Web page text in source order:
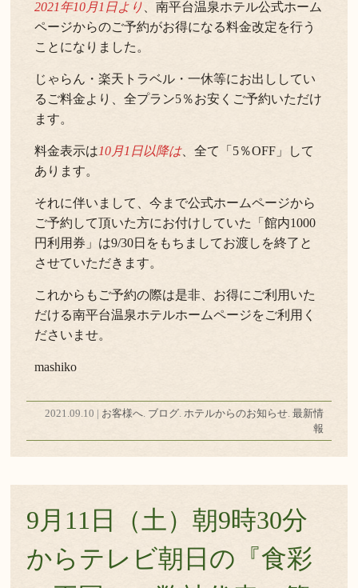
2021年10月1日より 、南平台温泉ホテル公式ホーム
ページからのご予約がお得になる料金改定を行う
ことになりました。
じゃらん・楽天トラベル・一休等にお出ししてい
るご料金より、全プラン5％お安くご予約いただけ
ます。
料金表示は10月1日以降は、全て「5％OFF」して
あります。
それに伴いまして、今まで公式ホームページから
ご予約して頂いた方にお付けしていた「館内1000
円利用券」は9/30日をもちましてお渡しを終了と
させていただきます。
これからもご予約の際は是非、お得にご利用いた
だける南平台温泉ホテルホームページをご利用く
ださいませ。
mashiko
2021.09.10 | お客様へ. ブログ. ホテルからのお知らせ. 最新情
報
9月11日（土）朝9時30分
からテレビ朝日の『食彩